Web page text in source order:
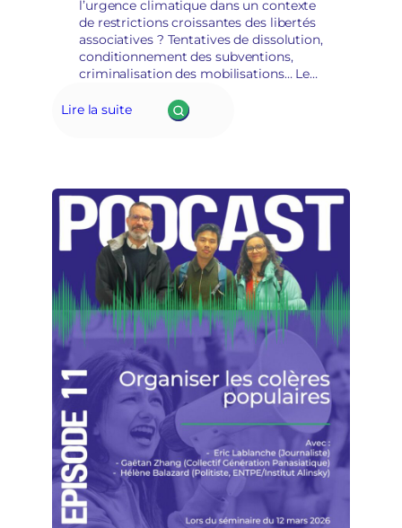
a
i
n
s
é
i
r
e
l’urgence climatique dans un contexte
de restrictions croissantes des libertés
associatives ? Tentatives de dissolution,
conditionnement des subventions,
criminalisation des mobilisations… Les
aujourd’hui en première ligne. Mais au-
delà du constat, une question
Lire la suite